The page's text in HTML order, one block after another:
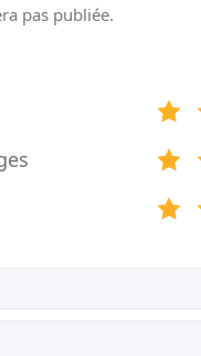
pas publiée.